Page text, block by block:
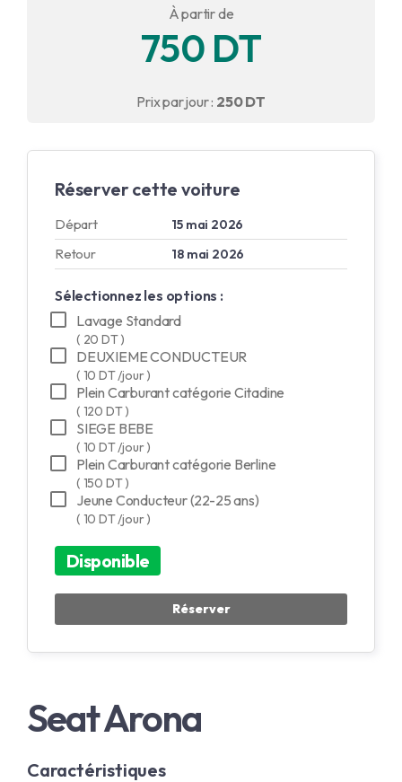
À partir de
750 DT
Prix par jour : 250 DT
Réserver cette voiture
Départ 15 mai 2026
Retour 18 mai 2026
Sélectionnez les options :
Lavage Standard
( 20 DT )
DEUXIEME CONDUCTEUR
( 10 DT /jour )
Plein Carburant catégorie Citadine
( 120 DT )
SIEGE BEBE
( 10 DT /jour )
Plein Carburant catégorie Berline
( 150 DT )
Jeune Conducteur (22-25 ans)
( 10 DT /jour )
Disponible
Seat Arona
Caractéristiques